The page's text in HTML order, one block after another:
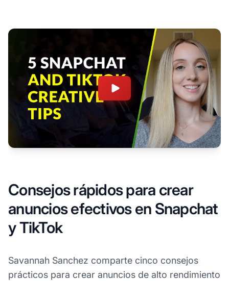
Consejos rápidos para crear
anuncios efectivos en Snapchat
y TikTok
Savannah Sanchez comparte cinco consejos
prácticos para crear anuncios de alto rendimiento